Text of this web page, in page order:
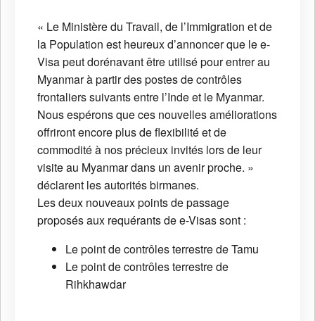
« Le Ministère du Travail, de l’Immigration et de
la Population est heureux d’annoncer que le e-
Visa peut dorénavant être utilisé pour entrer au
Myanmar à partir des postes de contrôles
frontaliers suivants entre l’Inde et le Myanmar.
Nous espérons que ces nouvelles améliorations
offriront encore plus de flexibilité et de
commodité à nos précieux invités lors de leur
visite au Myanmar dans un avenir proche. »
déclarent les autorités birmanes.
Les deux nouveaux points de passage
proposés aux requérants de e-Visas sont :
Le point de contrôles terrestre de Tamu
Le point de contrôles terrestre de
Rihkhawdar